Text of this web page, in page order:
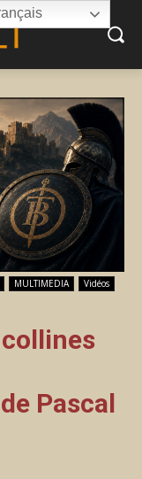
MULTIMEDIA
Vidéos
Pascal